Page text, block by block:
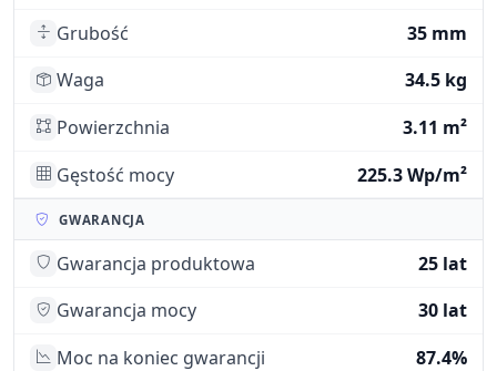
Grubość
35 mm
Waga
34.5 kg
Powierzchnia
3.11 m²
Gęstość mocy
225.3 Wp/m²
GWARANCJA
Gwarancja produktowa
25 lat
Gwarancja mocy
30 lat
Moc na koniec gwarancji
87.4%